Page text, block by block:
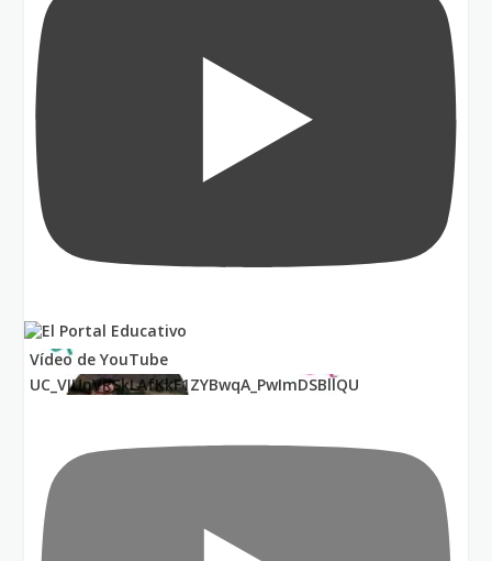
Vídeo de YouTube
UC_VIUnVRSkLAfKkF1ZYBwqA_PwImDSBllQU